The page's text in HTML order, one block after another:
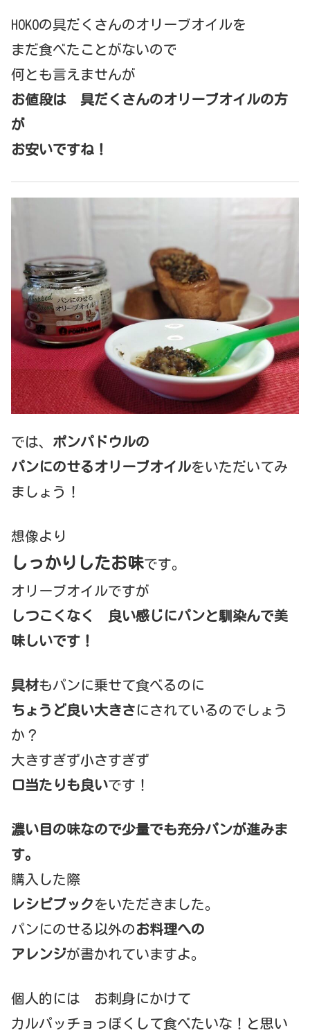
HOKOの具だくさんのオリーブオイルを
まだ食べたことがないので
何とも言えませんが
お値段は 具だくさんのオリーブオイルの方
が
お安いですね！
では、 ポンパドウルの
パンにのせるオリーブオイルをいただいてみ
ましょう！
想像より
しっかりしたお味です。
オリーブオイルですが
しつこくなく
良い感じにパンと馴染んで美
味しいです！
具材もパンに乗せて食べるのに
ちょうど良い大きさ にされているのでしょう
か？
大きすぎず小さすぎず
口当たりも良いです！
濃い目の味なので少量でも充分パンが進みま
す。
購入した際
レシピブック をいただきました。
パンにのせる以外の お料理への
アレンジが書かれていますよ。
個人的には お刺身にかけて
カルパッチョっぽくして食べたいな！と思い